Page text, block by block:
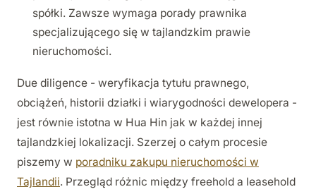
spółki. Zawsze wymaga porady prawnika
specjalizującego się w tajlandzkim prawie
nieruchomości.
Due diligence - weryfikacja tytułu prawnego,
obciążeń, historii działki i wiarygodności dewelopera -
jest równie istotna w Hua Hin jak w każdej innej
tajlandzkiej lokalizacji. Szerzej o całym procesie
piszemy w poradniku zakupu nieruchomości w
Tajlandii. Przegląd różnic między freehold a leasehold